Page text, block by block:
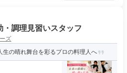
・調理見習いスタッフ
ズ
の晴れ舞台を彩るプロの料理人へ